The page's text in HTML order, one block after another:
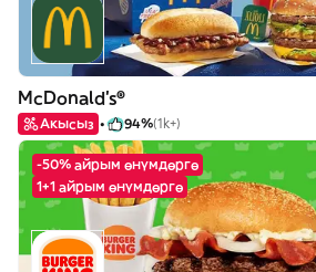
McDonald's®
Акысыз 94%(1k+)
-50% айрым өнүмдөргө
1+1 айрым өнүмдөргө